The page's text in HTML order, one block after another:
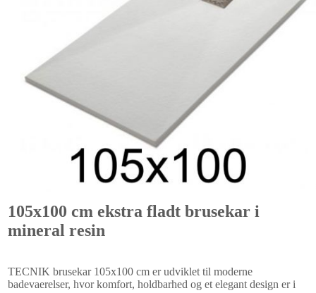
105x100 cm ekstra fladt brusekar i
mineral resin
TECNIK brusekar 105x100 cm er udviklet til moderne
badevaerelser, hvor komfort, holdbarhed og et elegant design er i